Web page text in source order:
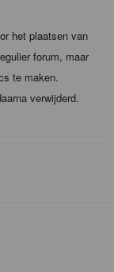
het plaatsen van
forum, maar
te maken.
verwijderd.